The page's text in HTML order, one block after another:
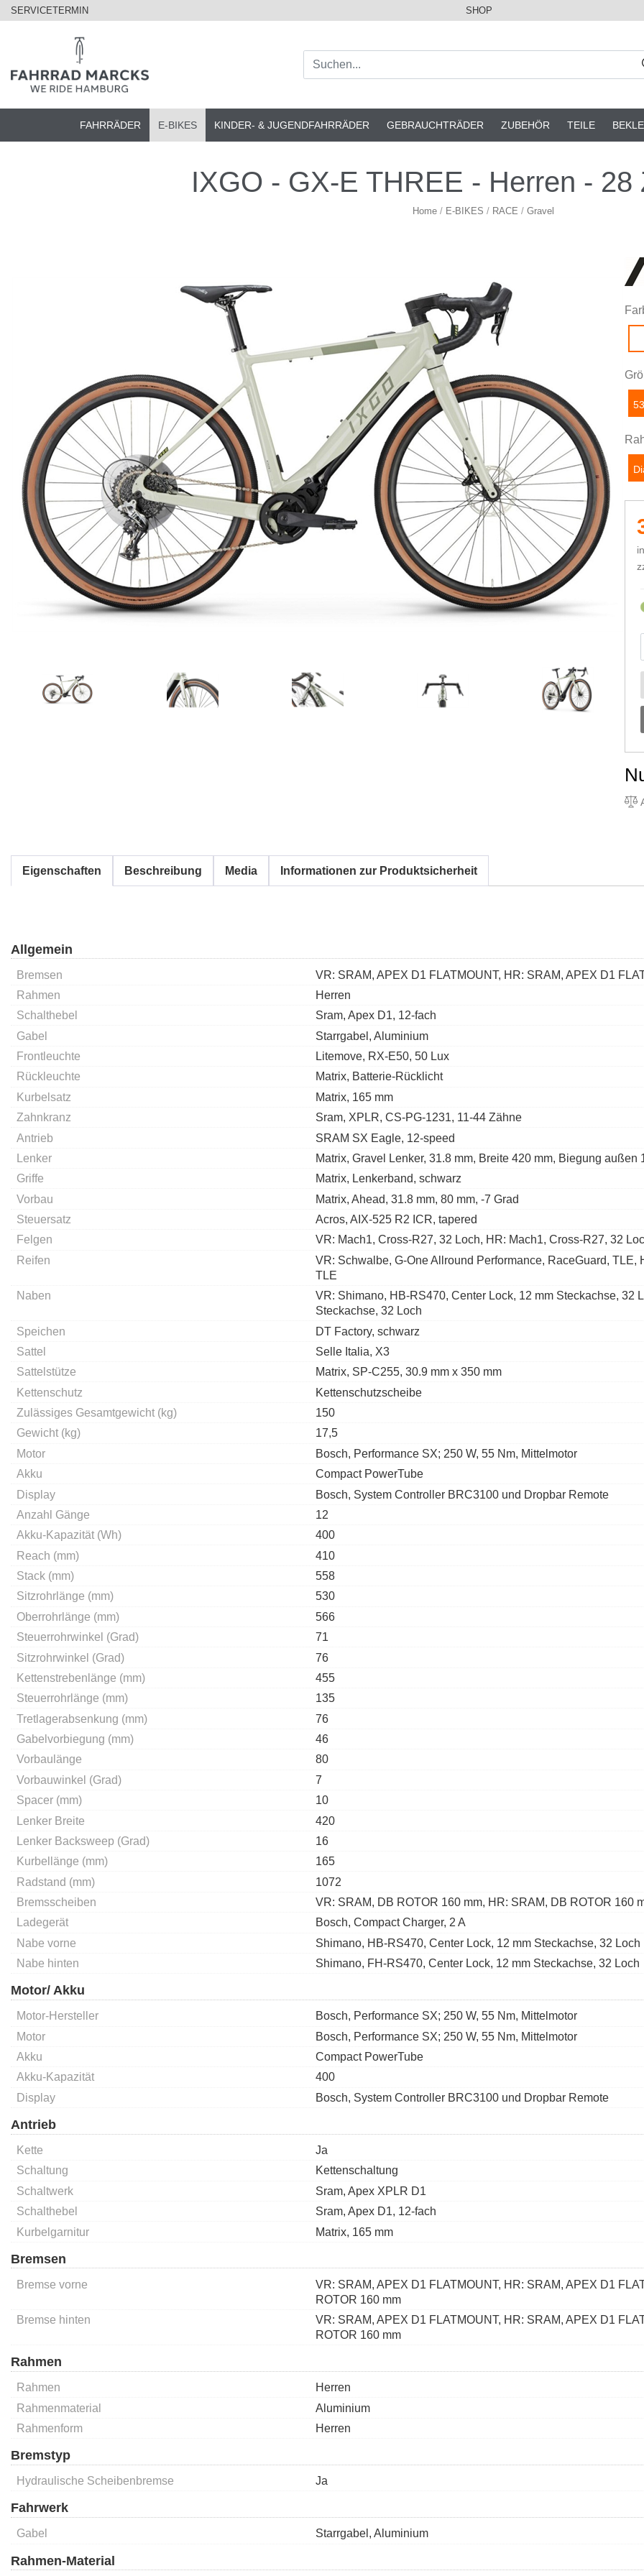
SERVICETERMIN SHOP
FAHRRÄDER E-BIKES KINDER- & JUGENDFAHRRÄDER GEBRAUCHTRÄDER ZUBEHÖR TEILE
IXGO - GX-E THREE - Herren - 28
Home/ E-BIKES / RACE / Gravel
Eigenschaften Beschreibung Media Informationen zur Produktsicherheit
Allgemein
Bremsen
VR: SRAM, APEX D1 FLATMOUNT, HR: SRAM, APEX D1
Rahmen
Herren
Schalthebel
Sram, Apex D1, 12-fach
Gabel
Starrgabel, Aluminium
Frontleuchte
Litemove, RX-E50, 50 Lux
Rückleuchte
Matrix, Batterie-Rücklicht
Kurbelsatz
Matrix, 165 mm
Zahnkranz
Sram, XPLR, CS-PG-1231, 11-44 Zähne
Antrieb
SRAM SX Eagle, 12-speed
Lenker
Matrix, Gravel Lenker, 31.8 mm, Breite 420 mm, Biegung außen
Griffe
Matrix, Lenkerband, schwarz
Vorbau
Matrix, Ahead, 31.8 mm, 80 mm, -7 Grad
Steuersatz
Acros, AIX-525 R2 ICR, tapered
Felgen
VR: Mach1, Cross-R27, 32 Loch, HR: Mach1, Cross-R27, 32
Reifen
VR: Schwalbe, G-One Allround Performance, RaceGuard,
TLE
Naben
VR: Shimano, HB-RS470, Center Lock, 12 mm Steckachse, 32
Steckachse, 32 Loch
Speichen
DT Factory, schwarz
Sattel
Selle Italia, X3
Sattelstütze
Matrix, SP-C255, 30.9 mm x 350 mm
Kettenschutz
Kettenschutzscheibe
Zulässiges Gesamtgewicht (kg)
150
Gewicht (kg)
17,5
Motor
Bosch, Performance SX; 250 W, 55 Nm, Mittelmotor
Akku
Compact PowerTube
Display
Bosch, System Controller BRC3100 und Dropbar Remote
Anzahl Gänge
12
Akku-Kapazität (Wh)
400
Reach (mm)
410
Stack (mm)
558
Sitzrohrlänge (mm)
530
Oberrohrlänge (mm)
566
Steuerrohrwinkel (Grad)
71
Sitzrohrwinkel (Grad)
76
Kettenstrebenlänge (mm)
455
Steuerrohrlänge (mm)
135
Tretlagerabsenkung (mm)
76
Gabelvorbiegung (mm)
46
Vorbaulänge
80
Vorbauwinkel (Grad)
7
Spacer (mm)
10
Lenker Breite
420
Lenker Backsweep (Grad)
16
Kurbellänge (mm)
165
Radstand (mm)
1072
Bremsscheiben
VR: SRAM, DB ROTOR 160 mm, HR: SRAM, DB ROTOR 160
Ladegerät
Bosch, Compact Charger, 2 A
Nabe vorne
Shimano, HB-RS470, Center Lock, 12 mm Steckachse, 32 Loch
Nabe hinten
Shimano, FH-RS470, Center Lock, 12 mm Steckachse, 32 Loch
Motor/ Akku
Motor-Hersteller
Bosch, Performance SX; 250 W, 55 Nm, Mittelmotor
Motor
Bosch, Performance SX; 250 W, 55 Nm, Mittelmotor
Akku
Compact PowerTube
Akku-Kapazität
400
Display
Bosch, System Controller BRC3100 und Dropbar Remote
Antrieb
Kette
Ja
Schaltung
Kettenschaltung
Schaltwerk
Sram, Apex XPLR D1
Schalthebel
Sram, Apex D1, 12-fach
Kurbelgarnitur
Matrix, 165 mm
Bremsen
Bremse vorne
VR: SRAM, APEX D1 FLATMOUNT, HR: SRAM, APEX D1
ROTOR 160 mm
Bremse hinten
VR: SRAM, APEX D1 FLATMOUNT, HR: SRAM, APEX D1
ROTOR 160 mm
Rahmen
Rahmen
Herren
Rahmenmaterial
Aluminium
Rahmenform
Herren
Bremstyp
Hydraulische Scheibenbremse Ja
Fahrwerk
Gabel Starrgabel, Aluminium
Rahmen-Material